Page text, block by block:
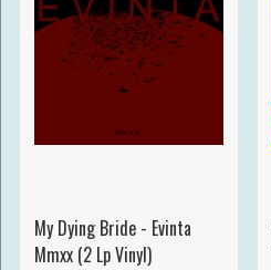
My Dying Bride - Evinta
Mmxx (2 Lp Vinyl)